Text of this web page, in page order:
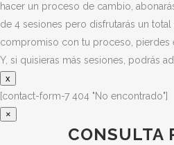
hacer un proceso de cambio,
de 4 sesiones pero disfrutarás un
compromiso con tu proceso, pierdes
Y, si quisieras más sesiones, podrás
x
[contact-form-7 404 "No encontrado"]
×
CONSULTA